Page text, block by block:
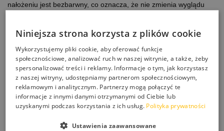
nałożeniu jest bezbarwny, co oznacza, że nie zmienia wyglądu
Wielofunkcyjne zastosowanie
ImperGuard Ultra 4 w 1 może być stosowany na różnego rodzaju
powierzchniach, takich jak kamień naturalny lub odtworzony,
beton, tynk, cegła, terakota, łupki, cement, samoblokujące się
kostki brukowe i wiele innych, co czyni go idealnym do wszelkiego
rodzaju zastosowań na zewnątrz budynków.
Wodoszczelny, ochrona przed wodą i wilgocią
Niniejsza strona korzysta z plików cookie
Wykorzystujemy pliki cookie, aby oferować funkcje
społecznościowe, analizować ruch w naszej witrynie, a także, żeby
spersonalizować treści i reklamy. Informacje o tym, jak korzystasz
z naszej witryny, udostępniamy partnerom społecznościowym,
reklamowym i analitycznym. Partnerzy mogą połączyć te
informacje z innymi danymi otrzymanymi od Ciebie lub
uzyskanymi podczas korzystania z ich usług. Polityka prywatności
Ustawienia zaawansowane